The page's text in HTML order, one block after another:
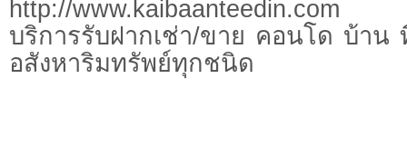
http://www.kaibaanteedin.com
บริการรับฝากเช่า/ขาย คอนโด บ้าน
อสังหาริมทรัพย์ทุกชนิด